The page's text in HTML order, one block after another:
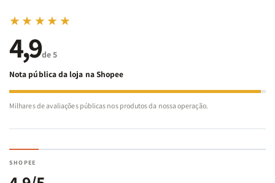
★★★★★
4,9de 5
Nota pública da loja na Shopee
Milhares de avaliações públicas nos produtos da nossa operação.
SHOPEE